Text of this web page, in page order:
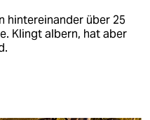
hintereinander über 25
Klingt albern, hat aber